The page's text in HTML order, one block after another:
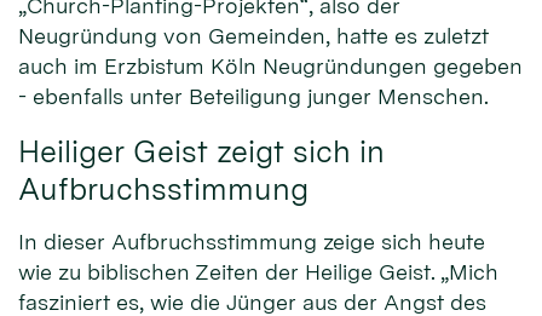
Neugründung von Gemeinden, hatte es zuletzt
auch im Erzbistum Köln Neugründungen gegeben
- ebenfalls unter Beteiligung junger Menschen.
Heiliger Geist zeigt sich in
Aufbruchsstimmung
In dieser Aufbruchsstimmung zeige sich heute
wie zu biblischen Zeiten der Heilige Geist. „Mich
fasziniert es, wie die Jünger aus der Angst des